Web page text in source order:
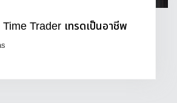
Trader เทรดเป็นอาชีพ